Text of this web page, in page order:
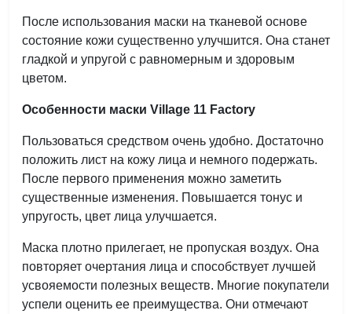
После использования маски на тканевой основе
состояние кожи существенно улучшится. Она станет
гладкой и упругой с равномерным и здоровым
цветом.
Особенности маски Village 11 Factory
Пользоваться средством очень удобно. Достаточно
положить лист на кожу лица и немного подержать.
После первого применения можно заметить
существенные изменения. Повышается тонус и
упругость, цвет лица улучшается.
Маска плотно прилегает, не пропуская воздух. Она
повторяет очертания лица и способствует лучшей
усвояемости полезных веществ. Многие покупатели
успели оценить ее преимущества. Они отмечают